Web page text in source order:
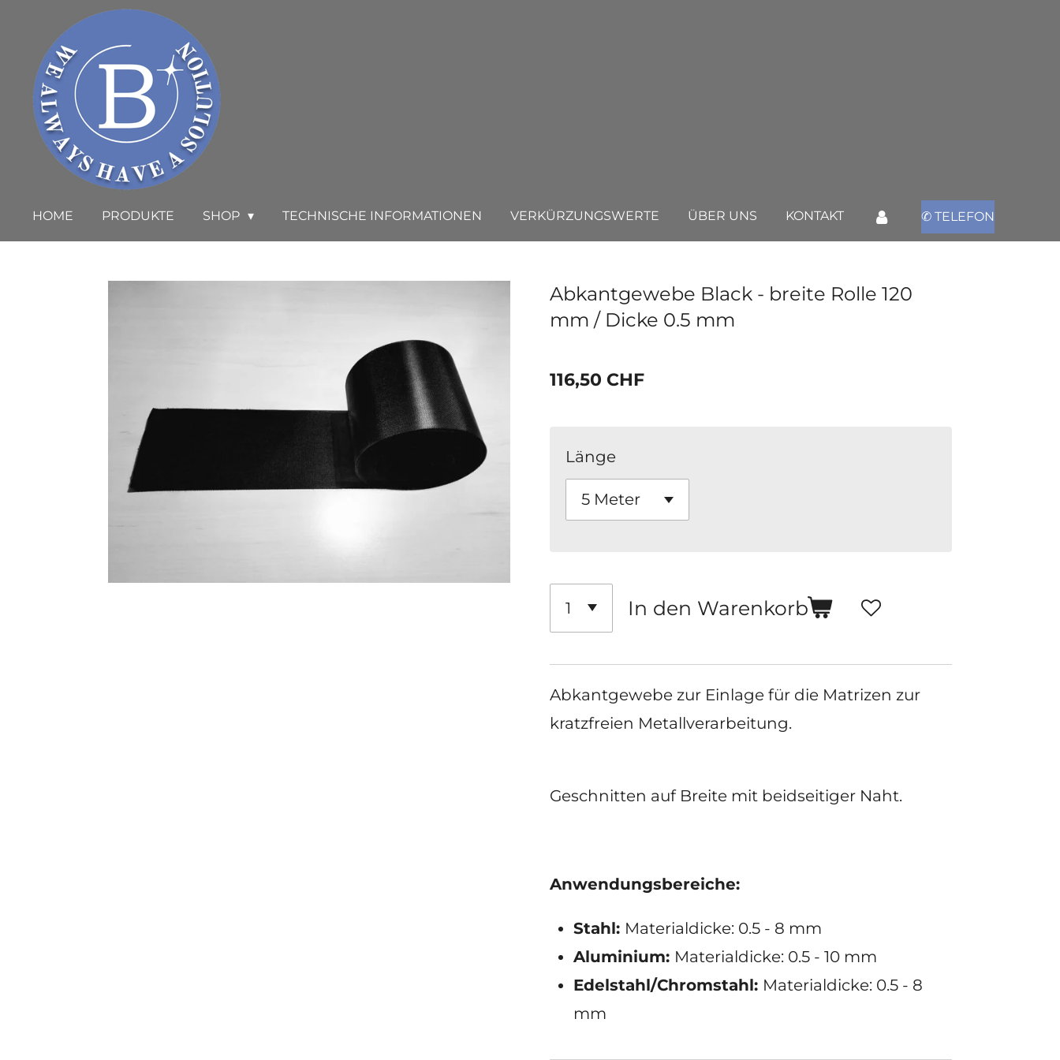
Hauptinhalt
springen
HOME PRODUKTE SHOP TECHNISCHE INFORMATIONEN VERKÜRZUNGSWERTE ÜBER UNS KONTAKT ✆ TELEFON
Abkantgewebe Black - breite Rolle 120
mm / Dicke 0.5 mm
116,50 CHF
Länge
In den Warenkorb
Abkantgewebe zur Einlage für die Matrizen zur
kratzfreien Metallverarbeitung.
Geschnitten auf Breite mit beidseitiger Naht.
Anwendungsbereiche:
Stahl: Materialdicke: 0.5 - 8 mm
Aluminium: Materialdicke: 0.5 - 10 mm
Edelstahl/Chromstahl: Materialdicke: 0.5 - 8
mm